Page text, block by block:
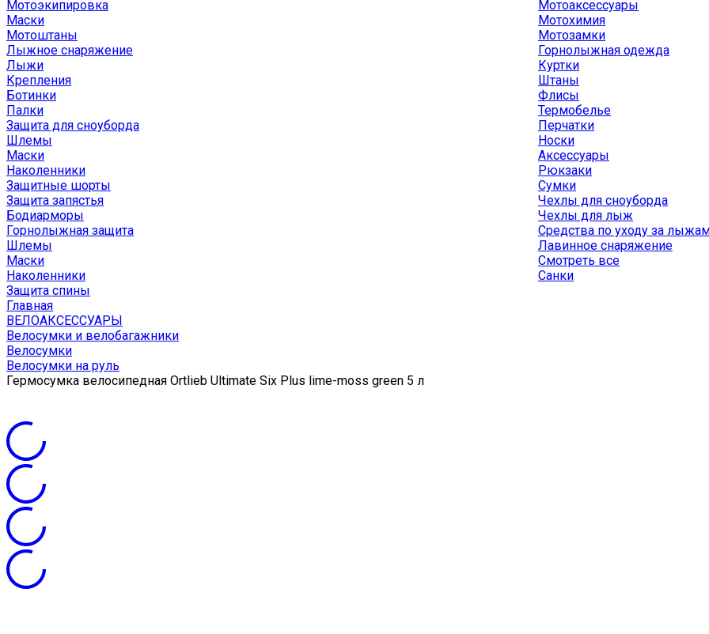
Мотоэкипировка
Маски
Мотоштаны
Мотоаксессуары
Мотохимия
Мотозамки
Лыжное снаряжение
Лыжи
Крепления
Ботинки
Палки
Защита для сноуборда
Шлемы
Маски
Наколенники
Защитные шорты
Защита запястья
Бодиарморы
Горнолыжная защита
Шлемы
Маски
Наколенники
Защита спины
Горнолыжная одежда
Куртки
Штаны
Флисы
Термобелье
Перчатки
Носки
Аксессуары
Рюкзаки
Сумки
Чехлы для сноуборда
Чехлы для лыж
Средства по уходу за
Лавинное снаряжение
Смотреть все
Санки
Главная
ВЕЛОАКСЕССУАРЫ
Велосумки и велобагажники
Велосумки
Велосумки на руль
Гермосумка велосипедная Ortlieb Ultimate Six Plus lime-moss green 5 л